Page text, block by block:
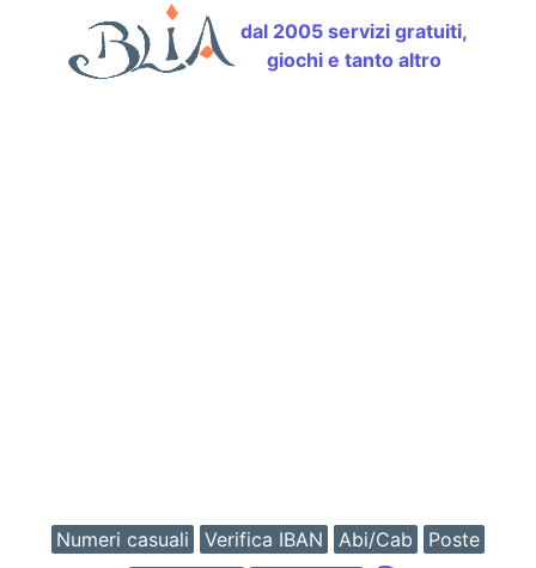
dal 2005 servizi gratuiti,
giochi e tanto altro
Numeri casuali Verifica IBAN Abi/Cab
Poste